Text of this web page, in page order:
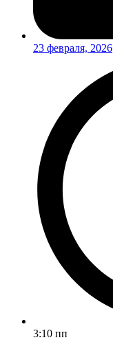
23 февраля, 2026
3:10 пп